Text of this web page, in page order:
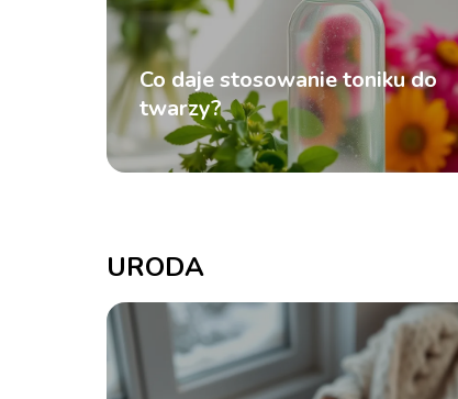
Co daje stosowanie toniku do
twarzy?
URODA